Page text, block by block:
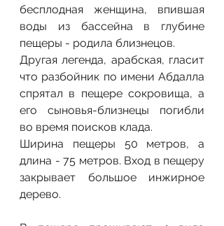
бесплодная женщина, впившая
воды из бассейна в глубине
пещеры - родила близнецов.
Другая легенда, арабская, гласит
что разбойник по имени Абдалла
спрятал в пещере сокровища, а
его сыновья-близнецы погибли
во время поисков клада.
Ширина пещеры 50 метров, а
длина - 75 метров. Вход в пещеру
закрывает большое инжирное
дерево.